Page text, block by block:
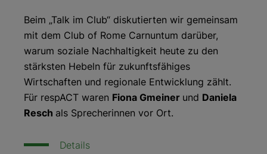
Beim „Talk im Club“ diskutierten wir gemeinsam
mit dem Club of Rome Carnuntum darüber,
warum soziale Nachhaltigkeit heute zu den
stärksten Hebeln für zukunftsfähiges
Wirtschaften und regionale Entwicklung zählt.
Für respACT waren Fiona Gmeiner und Daniela
Resch als Sprecherinnen vor Ort.
Details